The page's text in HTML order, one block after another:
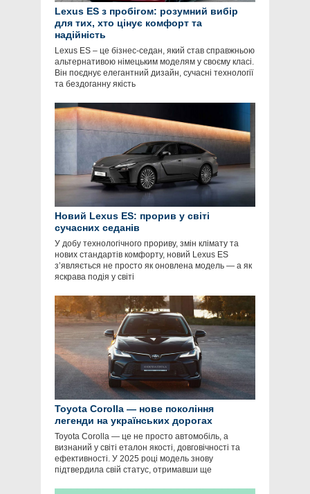
Lexus ES з пробігом: розумний вибір
для тих, хто цінує комфорт та
надійність
Lexus ES – це бізнес-седан, який став справжньою
альтернативою німецьким моделям у своєму класі.
Він поєднує елегантний дизайн, сучасні технології
та бездоганну якість
Новий Lexus ES: прорив у світі
сучасних седанів
У добу технологічного прориву, змін клімату та
нових стандартів комфорту, новий Lexus ES
з’являється не просто як оновлена модель — а як
яскрава подія у світі
Toyota Corolla — нове покоління
легенди на українських дорогах
Toyota Corolla — це не просто автомобіль, а
визнаний у світі еталон якості, довговічності та
ефективності. У 2025 році модель знову
підтвердила свій статус, отримавши ще